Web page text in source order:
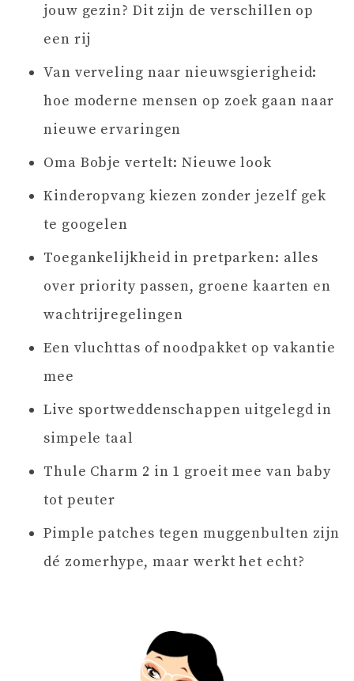
jouw gezin? Dit zijn de verschillen op
een rij
Van verveling naar nieuwsgierigheid:
hoe moderne mensen op zoek gaan naar
nieuwe ervaringen
Oma Bobje vertelt: Nieuwe look
Kinderopvang kiezen zonder jezelf gek
te googelen
Toegankelijkheid in pretparken: alles
over priority passen, groene kaarten en
wachtrijregelingen
Een vluchttas of noodpakket op vakantie
mee
Live sportweddenschappen uitgelegd in
simpele taal
Thule Charm 2 in 1 groeit mee van baby
tot peuter
Pimple patches tegen muggenbulten zijn
dé zomerhype, maar werkt het echt?